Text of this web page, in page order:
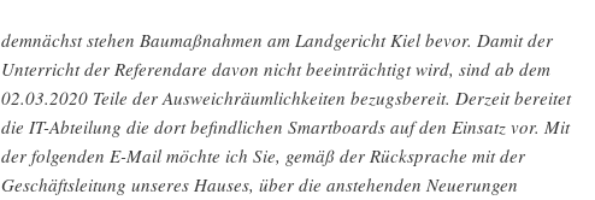
demnächst stehen Baumaßnahmen am Landgericht Kiel bevor. Damit der
Unterricht der Referendare davon nicht beeinträchtigt wird, sind ab dem
02.03.2020 Teile der Ausweichräumlichkeiten bezugsbereit. Derzeit bereitet
die IT-Abteilung die dort befindlichen Smartboards auf den Einsatz vor. Mit
der folgenden E-Mail möchte ich Sie, gemäß der Rücksprache mit der
Geschäftsleitung unseres Hauses, über die anstehenden Neuerungen